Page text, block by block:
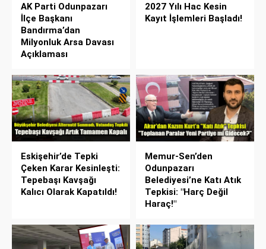
AK Parti Odunpazarı
İlçe Başkanı
Bandırma’dan
Milyonluk Arsa Davası
Açıklaması
2027 Yılı Hac Kesin
Kayıt İşlemleri Başladı!
Eskişehir’de Tepki
Çeken Karar Kesinleşti:
Tepebaşı Kavşağı
Kalıcı Olarak Kapatıldı!
Memur-Sen’den
Odunpazarı
Belediyesi’ne Katı Atık
Tepkisi: "Harç Değil
Haraç!"